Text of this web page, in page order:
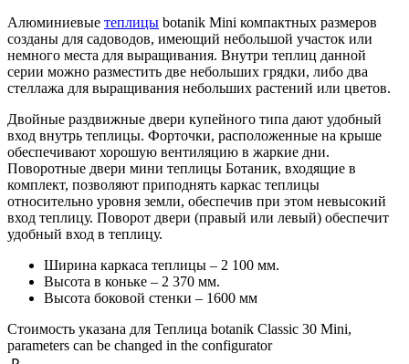
Алюминиевые теплицы botanik Mini компактных размеров
созданы для садоводов, имеющий небольшой участок или
немного места для выращивания. Внутри теплиц данной
серии можно разместить две небольших грядки, либо два
стеллажа для выращивания небольших растений или цветов.
Двойные раздвижные двери купейного типа дают удобный
вход внутрь теплицы. Форточки, расположенные на крыше
обеспечивают хорошую вентиляцию в жаркие дни.
Поворотные двери мини теплицы Ботаник, входящие в
комплект, позволяют приподнять каркас теплицы
относительно уровня земли, обеспечив при этом невысокий
вход теплицу. Поворот двери (правый или левый) обеспечит
удобный вход в теплицу.
Ширина каркаса теплицы – 2 100 мм.
Высота в коньке – 2 370 мм.
Высота боковой стенки – 1600 мм
Стоимость указана для Теплица botanik Classic 30 Mini,
parameters can be changed in the configurator